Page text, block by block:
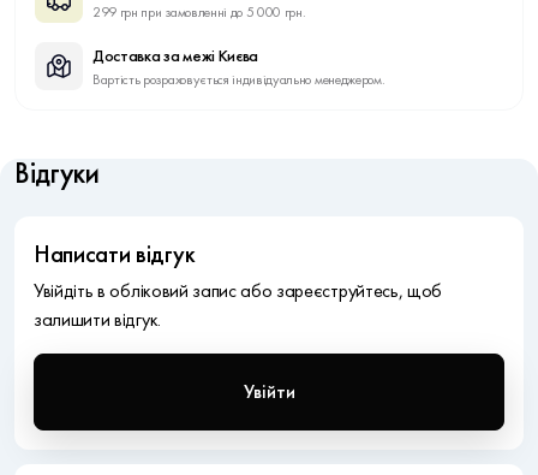
299 грн при замовленні до 5 000 грн.
Доставка за межі Києва
Вартість розраховується індивідуально менеджером.
Відгуки
Написати відгук
Увійдіть в обліковий запис або зареєструйтесь, щоб
залишити відгук.
Увійти